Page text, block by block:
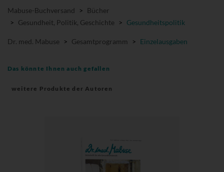
Mabuse-Buchversand > Bücher
> Gesundheit, Politik, Geschichte > Gesundheitspolitik
Dr. med. Mabuse > Gesamtprogramm > Einzelausgaben
Das könnte Ihnen auch gefallen
weitere Produkte der Autoren